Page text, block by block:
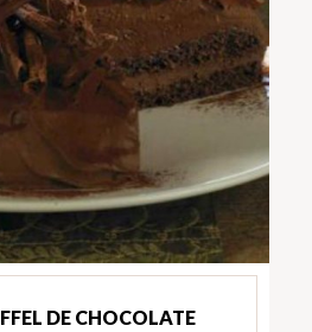
DE CHOCOLATE